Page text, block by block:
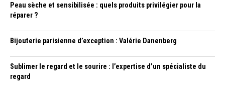
Peau sèche et sensibilisée : quels produits privilégier pour la
réparer ?
Bijouterie parisienne d’exception : Valérie Danenberg
Sublimer le regard et le sourire : l’expertise d’un spécialiste du
regard